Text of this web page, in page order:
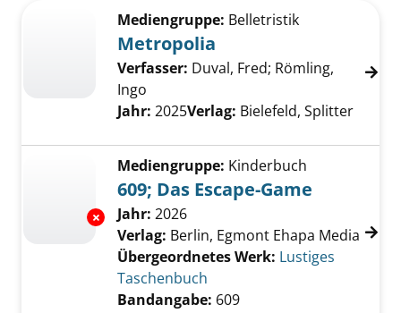
Zu den Suchfiltern springen
Mediengruppe: Belletristik
Metropolia
Verfasser: Duval, Fred; Römling,
Ingo
Jahr: 2025Verlag: Bielefeld, Splitter
Exemplar-Details von 609; Das Escape-Game
Mediengruppe: Kinderbuch
609; Das Escape-Game
Suche nach diesem Verfasser
Jahr: 2026
Verlag: Berlin, Egmont Ehapa Media
Übergeordnetes Werk: Lustiges
Taschenbuch
Bandangabe: 609